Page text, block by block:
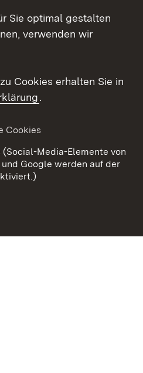
Datenschutz
Cookies
Sie optimal gestalten
verwenden wir
Cookies erhalten Sie in
.
Cookies
Media-Elemente von
Google werden auf der